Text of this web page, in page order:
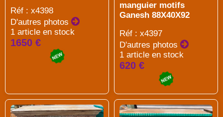
Réf : x4398
D'autres photos
1 article en stock
1650 €
manguier motifs
Ganesh 88X40X92
Réf : x4397
D'autres photos
1 article en stock
620 €